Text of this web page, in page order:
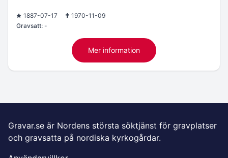
1887-07-17
1970-11-09
Gravsatt: -
Mer information
Gravar.se är Nordens största söktjänst för gravplatser
och gravsatta på nordiska kyrkogårdar.